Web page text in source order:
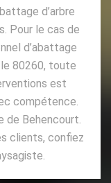
d’arbre
Pour le cas de
d’abattage
le 80260, toute
est
compétence.
de Behencourt.
clients, confiez